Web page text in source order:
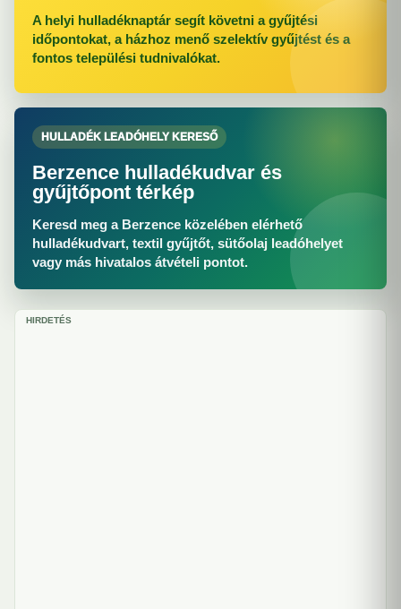
A helyi hulladéknaptár segít követni a gyűjtési
időpontokat, a házhoz menő szelektív gyűjtést és a
fontos települési tudnivalókat.
HULLADÉK LEADÓHELY KERESŐ
Berzence hulladékudvar és
gyűjtőpont térkép
Keresd meg a Berzence közelében elérhető
hulladékudvart, textil gyűjtőt, sütőolaj leadóhelyet
vagy más hivatalos átvételi pontot.
HIRDETÉS